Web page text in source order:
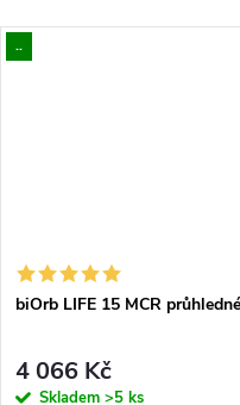
..
biOrb LIFE 15 MCR průhledné
4 066 Kč
Skladem >5 ks